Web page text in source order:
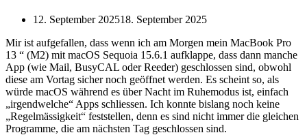
12. September 202518. September 2025
Mir ist aufgefallen, dass wenn ich am Morgen mein MacBook Pro
13 “ (M2) mit macOS Sequoia 15.6.1 aufklappe, dass dann manche
App (wie Mail, BusyCAL oder Reeder) geschlossen sind, obwohl
diese am Vortag sicher noch geöffnet werden. Es scheint so, als
würde macOS während es über Nacht im Ruhemodus ist, einfach
„irgendwelche“ Apps schliessen. Ich konnte bislang noch keine
„Regelmässigkeit“ feststellen, denn es sind nicht immer die gleichen
Programme, die am nächsten Tag geschlossen sind.